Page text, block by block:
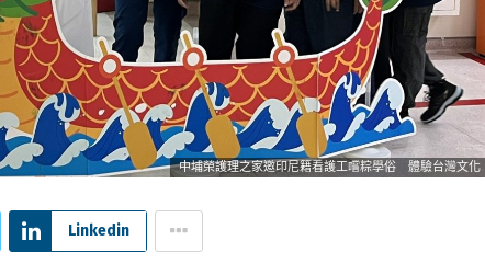
中埔榮護理之家邀印尼籍看護工嚐粽學俗 體驗台灣文化
Linkedin